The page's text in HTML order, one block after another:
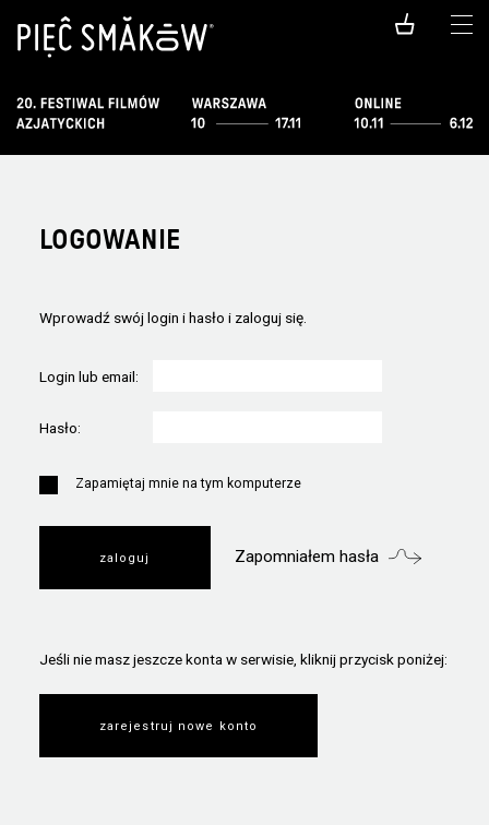
LOGOWANIE
Wprowadź swój login i hasło i zaloguj się.
Login lub email:
Hasło:
Zapamiętaj mnie na tym komputerze
Zapomniałem hasła
Jeśli nie masz jeszcze konta w serwisie, kliknij przycisk poniżej:
zarejestruj nowe konto